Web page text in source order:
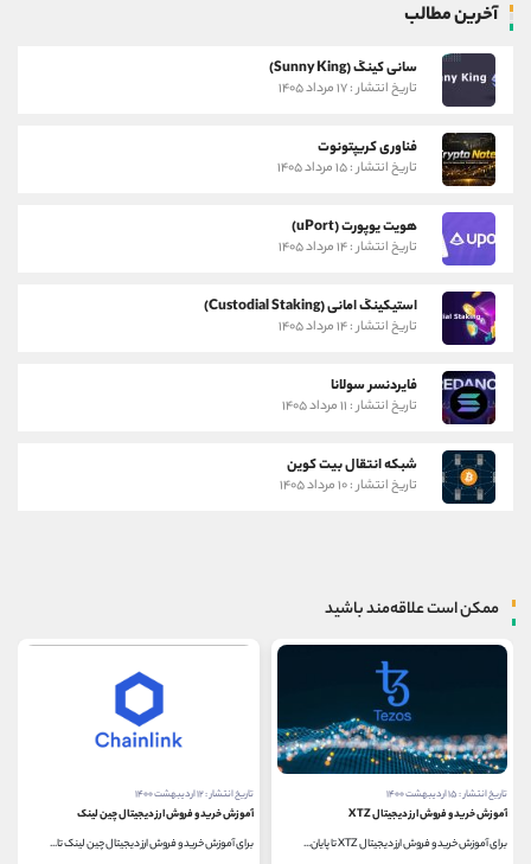
آخرین مطالب
سانی کینگ (Sunny King)
تاریخ انتشار : ۱۷ مرداد ۱۴۰۵
فناوری کریپتونوت
تاریخ انتشار : ۱۵ مرداد ۱۴۰۵
هویت یوپورت (uPort)
تاریخ انتشار : ۱۴ مرداد ۱۴۰۵
استیکینگ امانی (Custodial Staking)
تاریخ انتشار : ۱۴ مرداد ۱۴۰۵
فایردنسر سولانا
تاریخ انتشار : ۱۱ مرداد ۱۴۰۵
شبکه انتقال بیت کوین
تاریخ انتشار : ۱۰ مرداد ۱۴۰۵
ممکن است علاقه‌مند باشید
تاریخ انتشار : ۱۲ اردیبهشت ۱۴۰۰
آموزش خرید و فروش ارز دیجیتال چین لینک
برای آموزش خرید و فروش ارز دیجیتال چین لینک تا...
تاریخ انتشار : ۱۷ مرداد ۱۴۰۰
نحوه استیکینگ در بازار ارزهای دیجیتال
استیکینگ ارز دیجیتال در واقع جایگزینی برای استخراج...